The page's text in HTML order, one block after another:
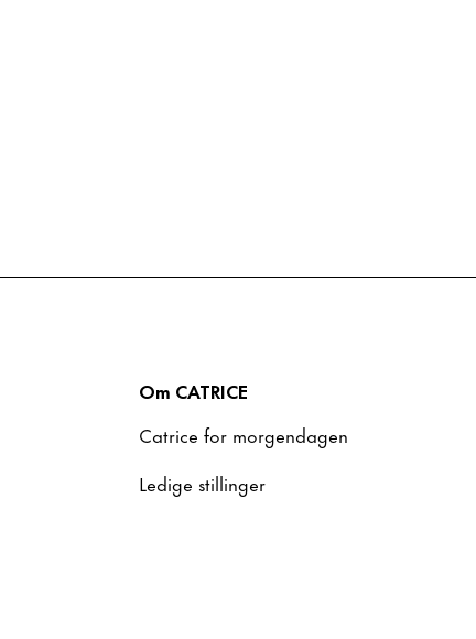
Om CATRICE
Catrice for morgendagen
Ledige stillinger